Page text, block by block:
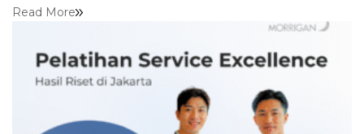
Read More